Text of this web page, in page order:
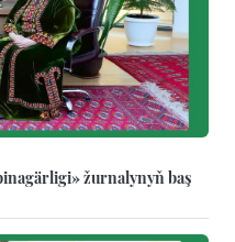
žurnalynyň baş